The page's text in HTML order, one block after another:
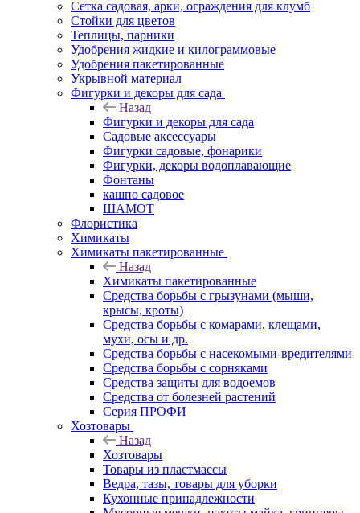
Сетка садовая, арки, ограждения для клумб
Стойки для цветов
Теплицы, парники
Удобрения жидкие и килограммовые
Удобрения пакетированные
Укрывной материал
Фигурки и декоры для сада
Назад
Фигурки и декоры для сада
Садовые аксессуары
Фигурки садовые, фонарики
Фигурки, декоры водоплавающие
Фонтаны
кашпо садовое
ШАМОТ
Флористика
Химикаты
Химикаты пакетированные
Назад
Химикаты пакетированные
Средства борьбы с грызунами (мыши,
крысы, кроты)
Средства борьбы с комарами, клещами,
мухи, осы и др.
Средства борьбы с насекомыми-вредителями
Средства борьбы с сорняками
Средства защиты для водоемов
Средства от болезней растений
Серия ПРОФИ
Хозтовары
Назад
Хозтовары
Товары из пластмассы
Ведра, тазы, товары для уборки
Кухонные принадлежности